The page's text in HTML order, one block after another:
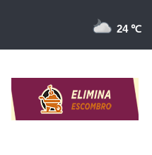
24 ℃